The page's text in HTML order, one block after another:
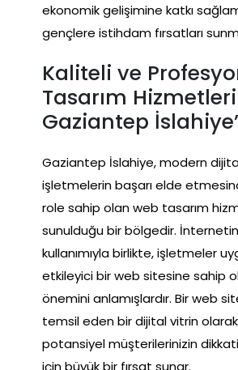
ekonomik gelişimine katkı
gençlere istihdam fırsatları
Kaliteli ve
Tasarım Hizmetleri
Gaziantep
Gaziantep İslahiye, modern
işletmelerin başarı elde
role sahip olan web tasarım
sunulduğu bir bölgedir.
kullanımıyla birlikte, işletmeler
etkileyici bir web sitesine sahip
önemini anlamışlardır. Bir web
temsil eden bir dijital vitrin
potansiyel müşterilerinizin
için büyük bir fırsat sunar.